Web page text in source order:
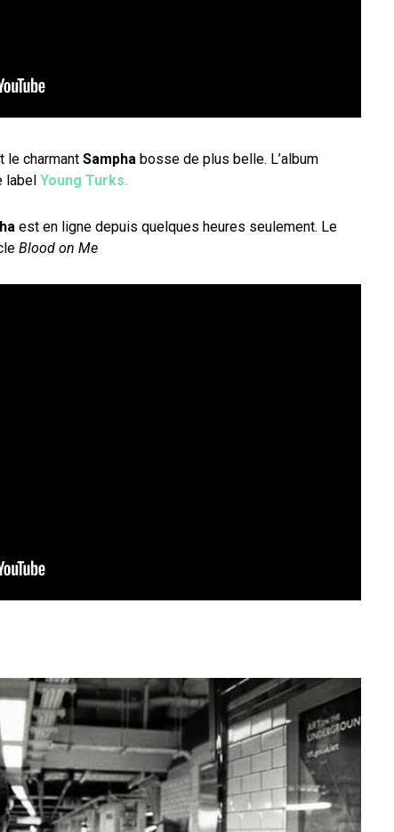
le charmant Sampha bosse de plus belle. L’album
label Young Turks.
est en ligne depuis quelques heures seulement. Le
Blood on Me